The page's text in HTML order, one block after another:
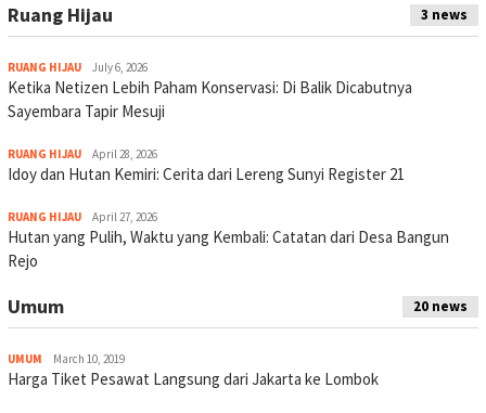
Ruang Hijau 3 news
RUANG HIJAU July 6, 2026
Ketika Netizen Lebih Paham Konservasi: Di Balik Dicabutnya
Sayembara Tapir Mesuji
RUANG HIJAU April 28, 2026
Idoy dan Hutan Kemiri: Cerita dari Lereng Sunyi Register 21
RUANG HIJAU April 27, 2026
Hutan yang Pulih, Waktu yang Kembali: Catatan dari Desa Bangun
Rejo
Umum 20 news
UMUM March 10, 2019
Harga Tiket Pesawat Langsung dari Jakarta ke Lombok